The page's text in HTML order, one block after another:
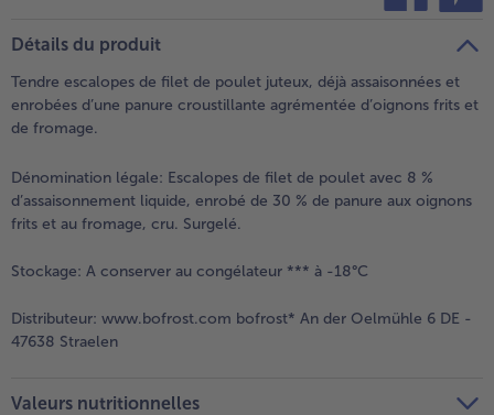
Détails du produit
Tendre escalopes de filet de poulet juteux, déjà assaisonnées et
enrobées d’une panure croustillante agrémentée d’oignons frits et
de fromage.
Dénomination légale: Escalopes de filet de poulet avec 8 %
d’assaisonnement liquide, enrobé de 30 % de panure aux oignons
frits et au fromage, cru. Surgelé.
Stockage: A conserver au congélateur *** à -18°C
Distributeur: www.bofrost.com bofrost* An der Oelmühle 6 DE -
47638 Straelen
Valeurs nutritionnelles